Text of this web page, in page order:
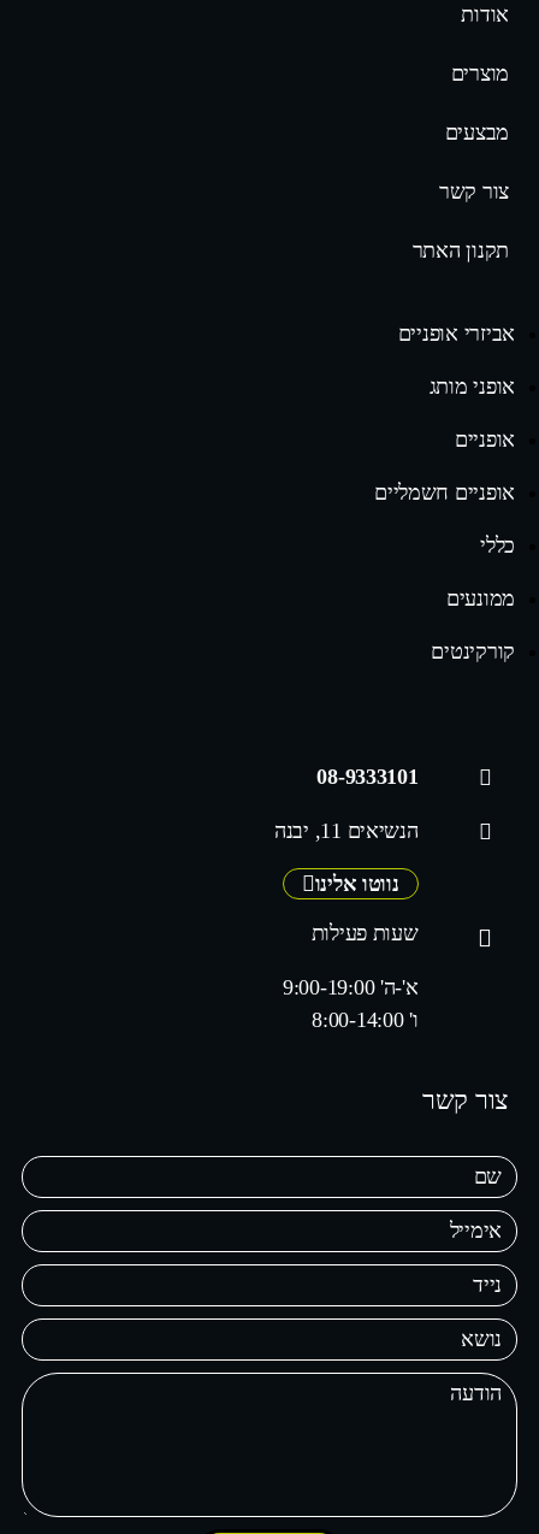
אודות
מוצרים
מבצעים
צור קשר
תקנון האתר
אביזרי אופניים
אופני מותג
אופניים
אופניים חשמליים
כללי
ממונעים
קורקינטים
08-9333101
הנשיאים 11, יבנה
נווטו אלינו
שעות פעילות
א'-ה' 9:00-19:00
ו' 8:00-14:00
צור קשר